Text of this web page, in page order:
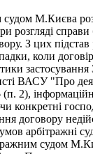
М.Києва
розгляді
З цих
коли
ВАСУ "Про
2),
конкретні
договору
умов арбітражні
судом